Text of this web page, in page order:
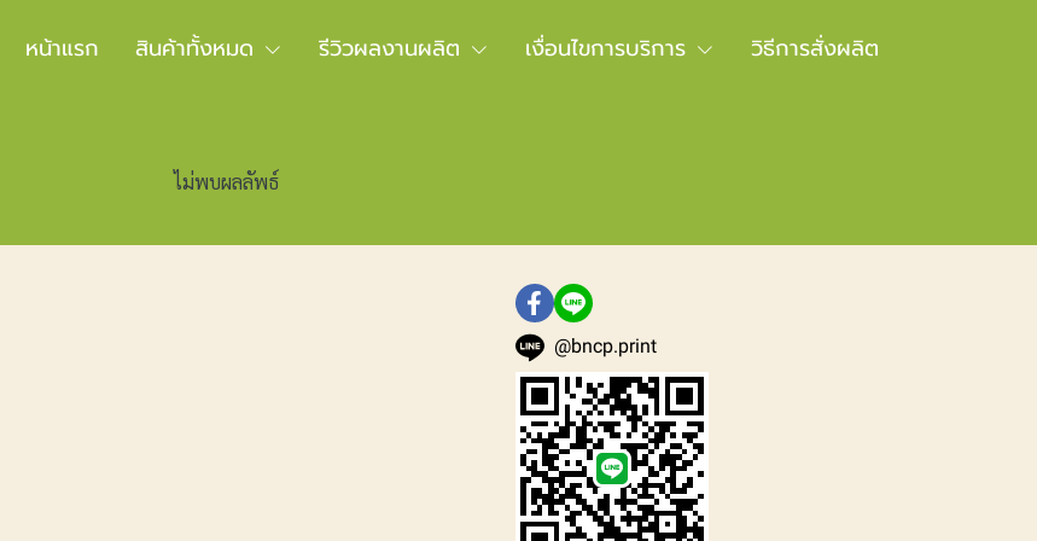
หน้าแรก สินค้าทั้งหมด รีวิวผลงานผลิต เงื่อนไขการบริการ วิธีการสั่งผลิต
ไม่พบผลลัพธ์
@bncp.print